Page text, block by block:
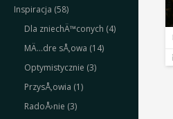
Inspiracja (58)
Dla zniechÄ™conych (4)
MÄ…dre sÅ‚owa (14)
Optymistycznie (3)
PrzysÅ‚owia (1)
RadoÅ›nie (3)